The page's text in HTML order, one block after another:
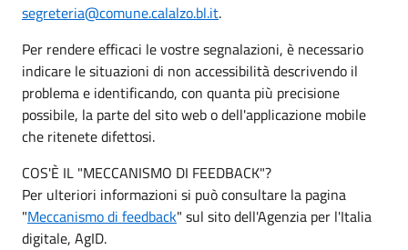
segreteria@comune.calalzo.bl.it.
Per rendere efficaci le vostre segnalazioni, è necessario
indicare le situazioni di non accessibilità descrivendo il
problema e identificando, con quanta più precisione
possibile, la parte del sito web o dell'applicazione mobile
che ritenete difettosi.
COS'È IL "MECCANISMO DI FEEDBACK"?
Per ulteriori informazioni si può consultare la pagina
"Meccanismo di feedback" sul sito dell'Agenzia per l'Italia
digitale, AgID.